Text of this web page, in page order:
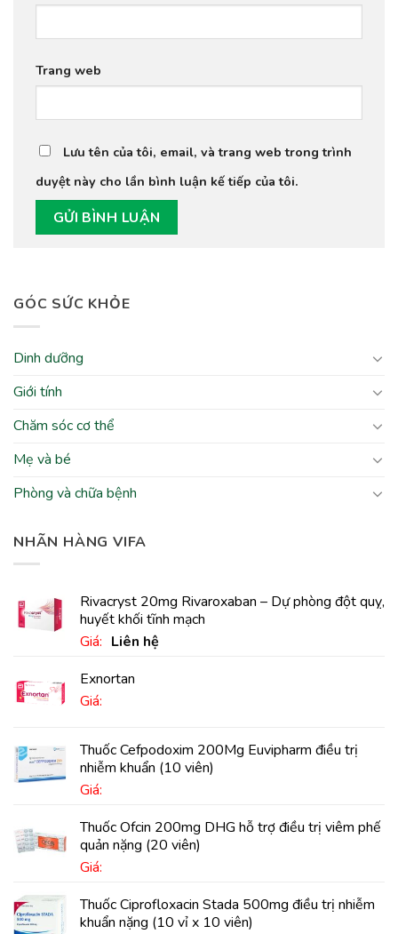
GÓC SỨC KHỎE
Dinh dưỡng
Giới tính
Chăm sóc cơ thể
Mẹ và bé
Phòng và chữa bệnh
NHÃN HÀNG VIFA
Rivacryst 20mg Rivaroxaban – Dự phòng đột quỵ,
huyết khối tĩnh mạch
Giá: Liên hệ
Exnortan
Giá:
Thuốc Cefpodoxim 200Mg Euvipharm điều trị
nhiễm khuẩn (10 viên)
Giá:
Thuốc Ofcin 200mg DHG hỗ trợ điều trị viêm phế
quản nặng (20 viên)
Giá:
Thuốc Ciprofloxacin Stada 500mg điều trị nhiễm
khuẩn nặng (10 vỉ x 10 viên)
Trang web
Lưu tên của tôi, email, và trang web trong trình
duyệt này cho lần bình luận kế tiếp của tôi.